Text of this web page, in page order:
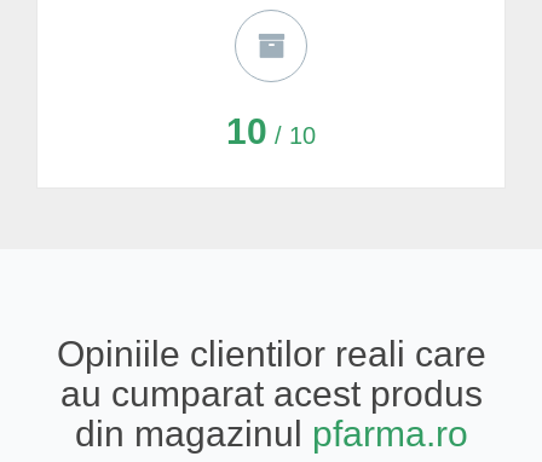
10 / 10
Opiniile clientilor reali care
au cumparat acest produs
din magazinul pfarma.ro